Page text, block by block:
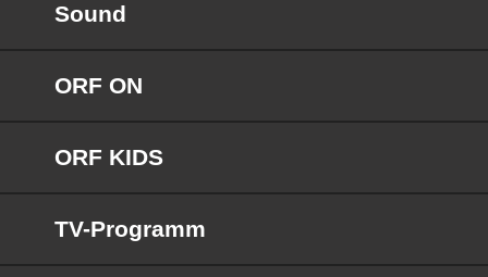
Sound
ORF ON
ORF KIDS
TV-Programm